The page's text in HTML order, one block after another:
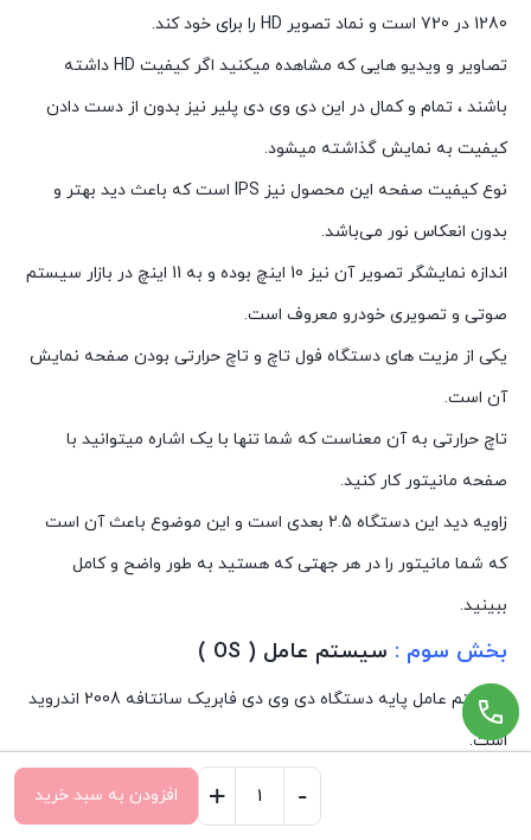
-
+ افزودن به سبد خرید
1280 در 720 است و نماد تصویر HD را برای خود کند.
تصاویر و ویدیو هایی که مشاهده میکنید اگر کیفیت HD داشته
باشند ، تمام و کمال در این دی وی دی پلیر نیز بدون از دست دادن
کیفیت به نمایش گذاشته میشود.
نوع کیفیت صفحه این محصول نیز IPS است که باعث دید بهتر و
بدون انعکاس نور می‌باشد.
اندازه نمایشگر تصویر آن نیز 10 اینچ بوده و به 11 اینچ در بازار سیستم
صوتی و تصویری خودرو معروف است.
یکی از مزیت های دستگاه فول تاچ و تاچ حرارتی بودن صفحه نمایش
آن است.
تاچ حرارتی به آن معناست که شما تنها با یک اشاره میتوانید با
صفحه مانیتور کار کنید.
زاویه دید این دستگاه 2.5 بعدی است و این موضوع باعث آن است
که شما مانیتور را در هر جهتی که هستید به طور واضح و کامل
ببینید.
بخش سوم : سیستم عامل ( OS )
سیستم عامل پایه دستگاه دی وی دی فابریک سانتافه 2008 اندروید
است.
سیستم عامل پایه محصول قابلیت ارتقا به نسخه اندروید های بالاتر
دسته‌ها
تسویه حساب